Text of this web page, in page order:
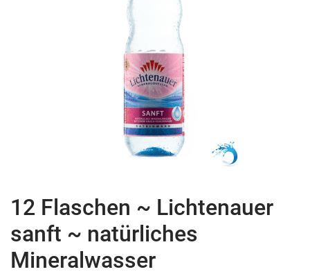
12 Flaschen ~ Lichtenauer
sanft ~ natürliches
Mineralwasser